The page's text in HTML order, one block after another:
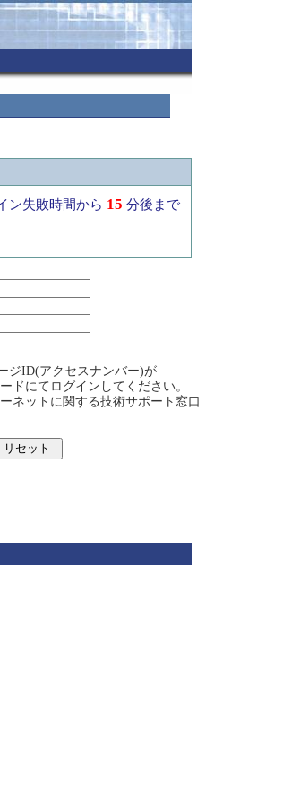
ン失敗時間から 15 分後まで
ジID(アクセスナンバー)が
ドにてログインしてください。
ネットに関する技術サポート窓口